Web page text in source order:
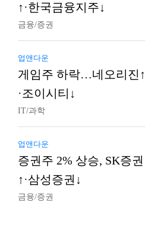
↑·한국금융지주↓
금융/증권
업앤다운
게임주 하락…네오리진↑
·조이시티↓
IT/과학
업앤다운
증권주 2% 상승, SK증권
↑·삼성증권↓
금융/증권